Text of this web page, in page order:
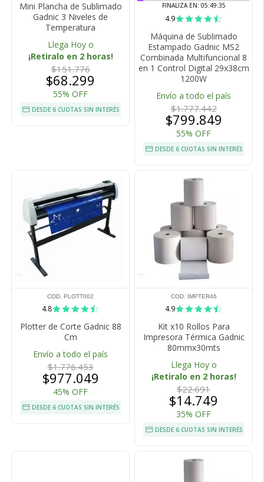
Mini Plancha de Sublimado
Gadnic 3 Niveles de
Temperatura
Llega Hoy o
¡Retiralo en 2 horas!
$151.776
$68.299
55% OFF
DESDE 6 CUOTAS SIN INTERÉS
FINALIZA EN: 05:49:35
4.9
Máquina de Sublimado
Estampado Gadnic MS2
Combinada Multifuncional 8
en 1 Control Digital 29x38cm
1200W
Envío a todo el país
$1.777.442
$799.849
55% OFF
DESDE 6 CUOTAS SIN INTERÉS
COD. PLOTT002
4.8
Plotter de Corte Gadnic 88
Cm
Envío a todo el país
$1.776.453
$977.049
45% OFF
DESDE 6 CUOTAS SIN INTERÉS
COD. IMPTER46
4.9
Kit x10 Rollos Para
Impresora Térmica Gadnic
80mmx30mts
Llega Hoy o
¡Retiralo en 2 horas!
$22.691
$14.749
35% OFF
DESDE 6 CUOTAS SIN INTERÉS